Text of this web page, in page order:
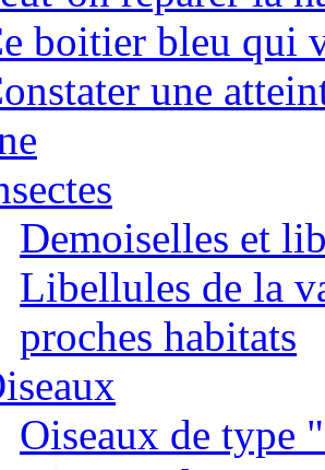
boitier bleu qui
une
Demoiselles et
Libellules de la
proches habitats
Oiseaux de type